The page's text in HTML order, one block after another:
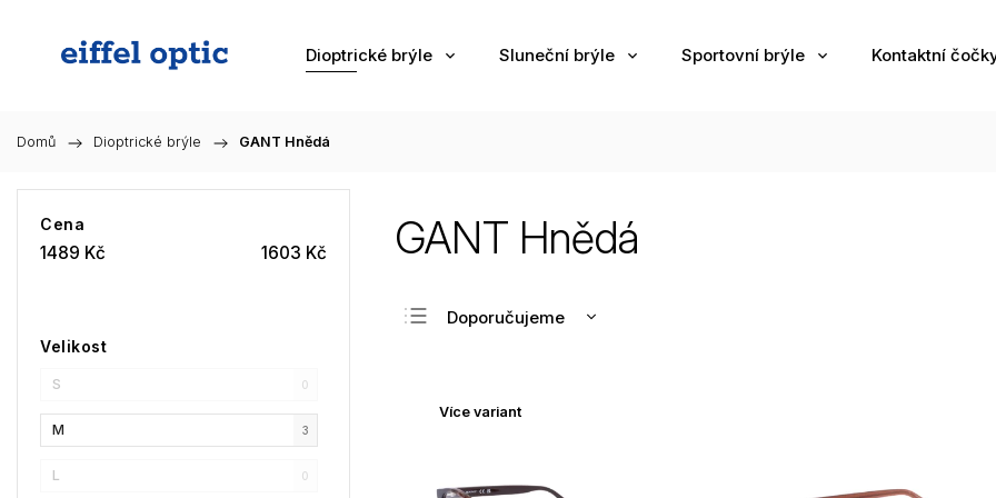
Dioptrické brýle Sluneční brýle Sportovní brýle Kontaktní
Domů / Dioptrické brýle / GANT Hnědá
Cena
1489 Kč 1603 Kč
Velikost
S 0
M 3
L 0
GANT Hnědá
Doporučujeme
Nejprodávanější
Více variant